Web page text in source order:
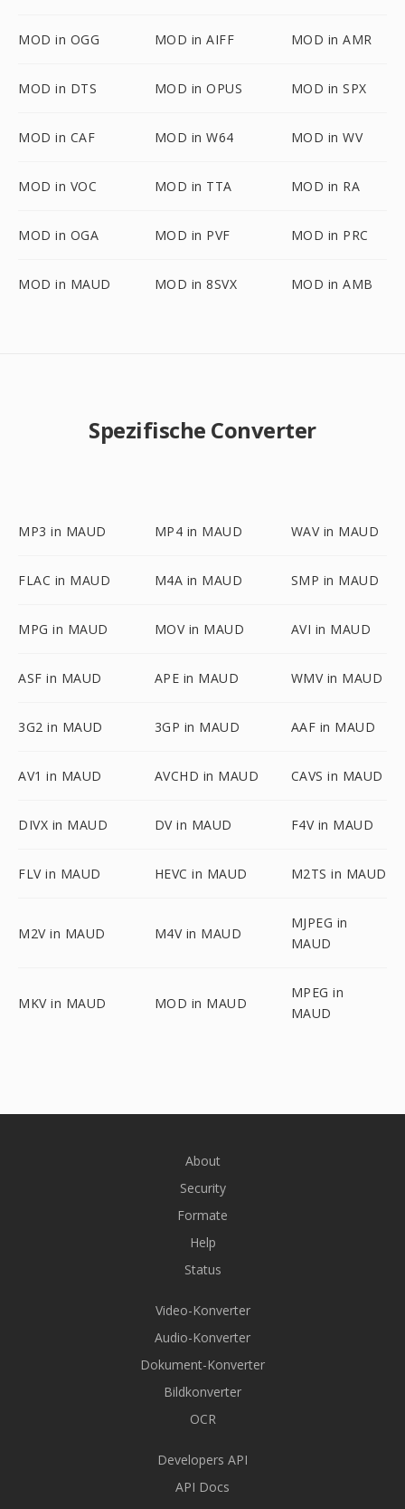
MOD in OGG MOD in AIFF MOD in AMR
MOD in DTS MOD in OPUS MOD in SPX
MOD in CAF MOD in W64 MOD in WV
MOD in VOC MOD in TTA MOD in RA
MOD in OGA MOD in PVF MOD in PRC
MOD in MAUD MOD in 8SVX MOD in AMB
Spezifische Converter
MP3 in MAUD MP4 in MAUD WAV in MAUD
FLAC in MAUD M4A in MAUD SMP in MAUD
MPG in MAUD MOV in MAUD AVI in MAUD
ASF in MAUD APE in MAUD WMV in MAUD
3G2 in MAUD 3GP in MAUD AAF in MAUD
AV1 in MAUD AVCHD in MAUD CAVS in MAUD
DIVX in MAUD DV in MAUD F4V in MAUD
FLV in MAUD HEVC in MAUD M2TS in MAUD
M2V in MAUD M4V in MAUD
MJPEG in
MAUD
MKV in MAUD MOD in MAUD
MPEG in
MAUD
About
Security
Formate
Help
Status
Video-Konverter
Audio-Konverter
Dokument-Konverter
Bildkonverter
OCR
Developers API
API Docs